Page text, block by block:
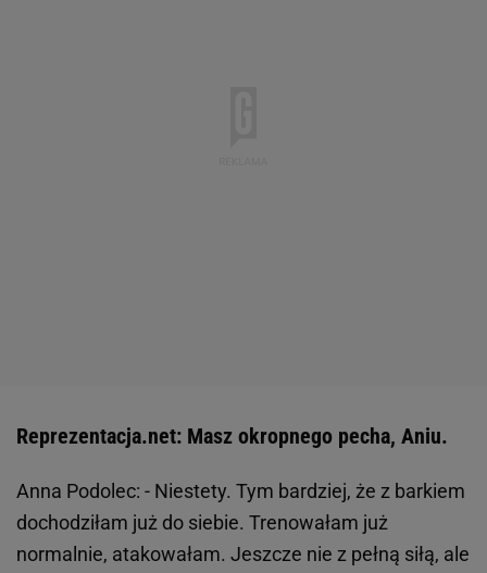
Reprezentacja.net: Masz okropnego pecha, Aniu.
Anna Podolec: - Niestety. Tym bardziej, że z barkiem
dochodziłam już do siebie. Trenowałam już
normalnie, atakowałam. Jeszcze nie z pełną siłą, ale